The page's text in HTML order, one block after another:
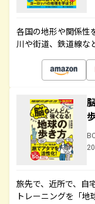
各国の地形や関係性
川や街道、鉄道線な
旅先で、近所で、自
トレーニングを「